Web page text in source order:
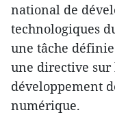
national de
technologiques
une tâche
une directive
développement
numérique.